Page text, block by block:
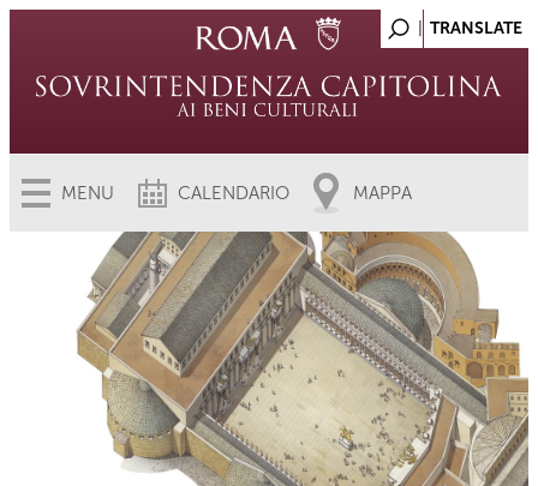
MENU CALENDARIO MAPPA